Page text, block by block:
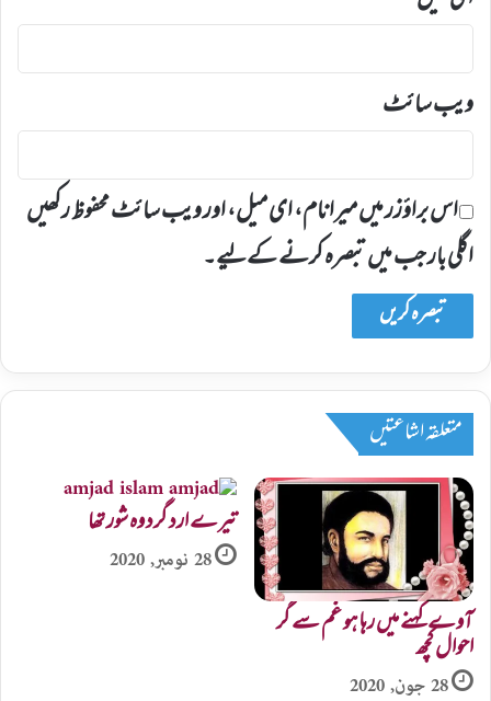
ویب‌ سائٹ
اس براؤزر میں میرا نام، ای میل، اور ویب سائٹ محفوظ رکھیں
اگلی بار جب میں تبصرہ کرنے کےلیے۔
متعلقہ اشاعتیں
آوے کہنے میں رہا ہو غم سے گر
احوال کچھ
28 جون, 2020
تیرے ارد گرد وہ شور تھا
28 نومبر, 2020